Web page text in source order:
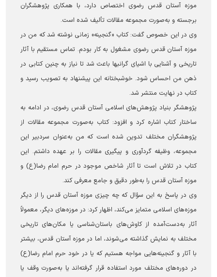
موزه آستان قدس رضوی اختصاص دارد، با همکاری پژوهشگران
برجسته و به‌صورت مجموعه مقالات تألیف شده است.
وی در این خصوص گفت: کتاب «گنجینه» زمانی نوشته شد که من در
موزه آستان قدس رضوی مشغول به کار بودم. تماس مستقیم با آثار
تاریخی و آشنایی با اشیای گرانبها باعث شد تا نیاز به چنین کتابی در
ذهن من احساس ‌شود. خوشبختانه این پیشنهاد به تصویب رسید و
کتاب در نهایت منتشر شد.
پژوهشگر بنیاد پژوهش‌های اسلامی آستان قدس رضوی، در ادامه به
ساختار کتاب اشاره کرد و افزود: کتاب به‌صورت مجموعه مقالات از
پژوهشگران مختلف تدوین شده است که من به‌عنوان سردبیر این
مجموعه، وظیفه گردآوری و پیگیری مقالات را بر عهده داشتم. این
کتاب در تلاش است تا آثار شاخص موجود در حرم امام رضا(ع) و
موزه آستان قدس را به‌طور دقیق و جامع معرفی کند.
وی در پاسخ به این سؤال که چه چیزی موزه آستان قدس را از دیگر
موزه‌های اسلامی متمایز می‌کند، اظهار کرد: در موزه‌های دیگر، معمولاً
آثار به‌دست‌آمده از کاوش‌های باستان‌شناسی یا مکان‌های تاریخی
مختلف به نمایش گذاشته می‌شوند، اما در موزه آستان قدس، بیشتر
با آثار و گنجینه‌هایی مواجه هستیم که یا در خود حرم امام رضا(ع)
در دوره‌های مختلف مورد استفاده قرار گرفته‌اند یا به‌صورت وقف یا